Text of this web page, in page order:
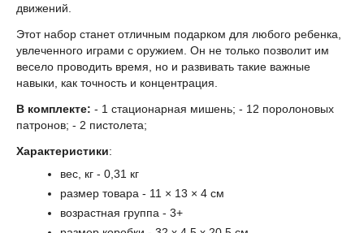
движений.
Этот набор станет отличным подарком для любого ребенка,
увлеченного играми с оружием. Он не только позволит им
весело проводить время, но и развивать такие важные
навыки, как точность и концентрация.
В комплекте: - 1 стационарная мишень; - 12 поролоновых
патронов; - 2 пистолета;
Характеристики:
вес, кг - 0,31 кг
размер товара - 11 × 13 × 4 см
возрастная группа - 3+